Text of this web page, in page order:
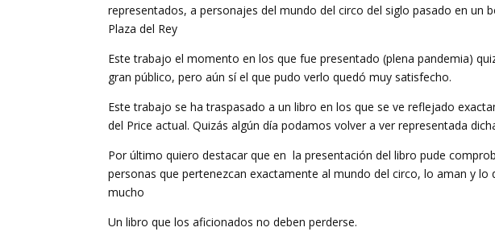
representados, a personajes del mundo del circo del siglo pasado en un
Plaza del Rey
Este trabajo el momento en los que fue presentado (plena pandemia)
gran público, pero aún sí el que pudo verlo quedó muy satisfecho.
Este trabajo se ha traspasado a un libro en los que se ve reflejado
del Price actual. Quizás algún día podamos volver a ver representada
Por último quiero destacar que en la presentación del libro pude
personas que pertenezcan exactamente al mundo del circo, lo aman y
mucho
Un libro que los aficionados no deben perderse.